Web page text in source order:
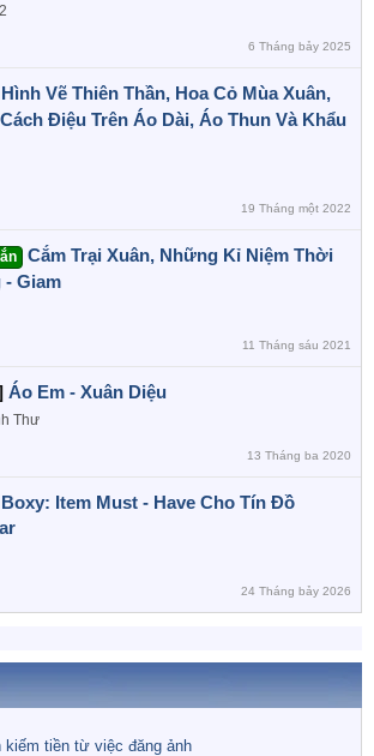
6 Tháng bảy 2025
Hình Vẽ Thiên Thần, Hoa Cỏ Mùa Xuân,
Điệu Trên Áo Dài, Áo Thun Và Khẩu
19 Tháng một 2022
Cắm Trại Xuân, Những Kỉ Niệm Thời
- Giam
11 Tháng sáu 2021
Áo Em - Xuân Diệu
Thư
13 Tháng ba 2020
Item Must - Have Cho Tín Đồ
24 Tháng bảy 2026
kiếm tiền từ việc đăng ảnh